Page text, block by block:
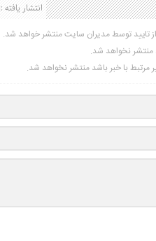
انتشار یافته : 0
تایید توسط مدیران سایت منتشر خواهد شد.
منتشر نخواهد شد.
مرتبط با خبر باشد منتشر نخواهد شد.